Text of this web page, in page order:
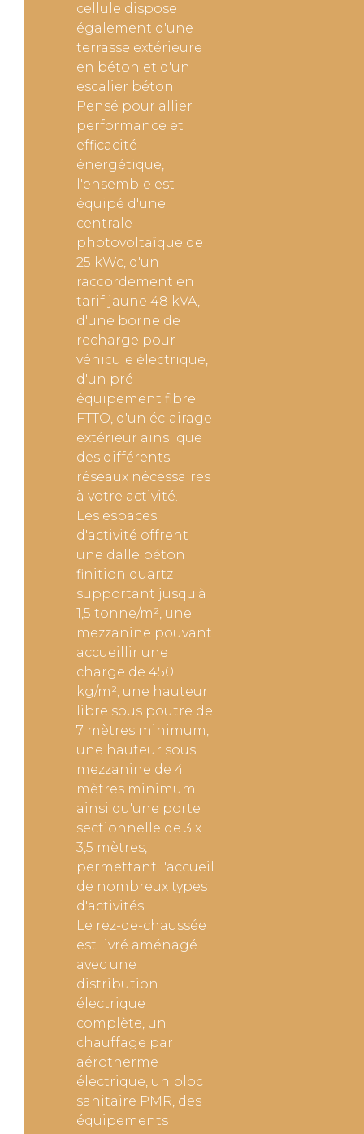
cellule dispose
également d'une
terrasse extérieure
en béton et d'un
escalier béton.
Pensé pour allier
performance et
efficacité
énergétique,
l'ensemble est
équipé d'une
centrale
photovoltaïque de
25 kWc, d'un
raccordement en
tarif jaune 48 kVA,
d'une borne de
recharge pour
véhicule électrique,
d'un pré-
équipement fibre
FTTO, d'un éclairage
extérieur ainsi que
des différents
réseaux nécessaires
à votre activité.
Les espaces
d'activité offrent
une dalle béton
finition quartz
supportant jusqu'à
1,5 tonne/m², une
mezzanine pouvant
accueillir une
charge de 450
kg/m², une hauteur
libre sous poutre de
7 mètres minimum,
une hauteur sous
mezzanine de 4
mètres minimum
ainsi qu'une porte
sectionnelle de 3 x
3,5 mètres,
permettant l'accueil
de nombreux types
d'activités.
Le rez-de-chaussée
est livré aménagé
avec une
distribution
électrique
complète, un
chauffage par
aérotherme
électrique, un bloc
sanitaire PMR, des
équipements